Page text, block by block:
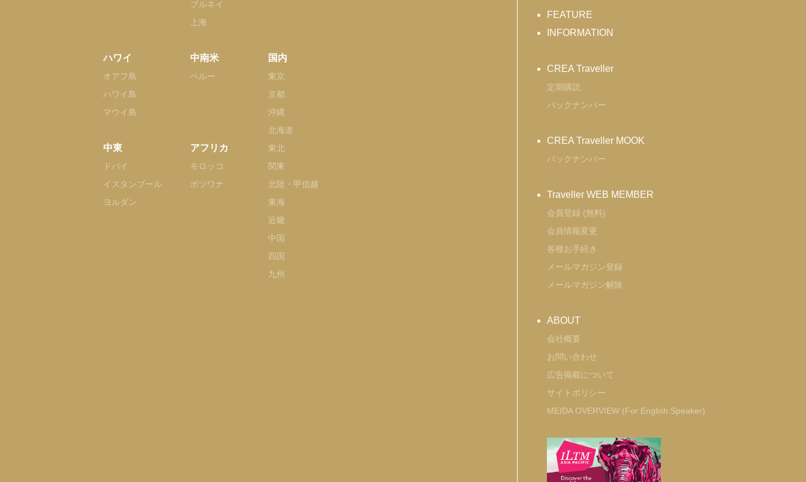
ハワイ
オアフ島
ハワイ島
マウイ島
中東
ドバイ
イスタンブール
ヨルダン
ブルネイ
上海
中南米
ペルー
アフリカ
モロッコ
ボツワナ
国内
東京
京都
沖縄
北海道
東北
関東
北陸・甲信越
東海
近畿
中国
四国
九州
FEATURE
INFORMATION
CREA Traveller
定期購読
バックナンバー
CREA Traveller MOOK
バックナンバー
Traveller WEB MEMBER
会員登録 (無料)
会員情報変更
各種お手続き
メールマガジン登録
メールマガジン解除
ABOUT
会社概要
お問い合わせ
広告掲載について
サイトポリシー
MEIDA OVERVIEW (For English Speaker)